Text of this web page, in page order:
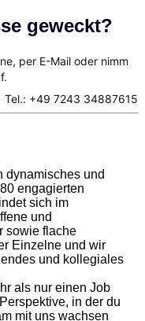
geweckt?
per E-Mail oder nimm
Tel.: +49 7243 34887615
dynamisches und
engagierten
sich im
und
sowie flache
Einzelne und wir
und kollegiales
als nur einen Job
in der du
mit uns wachsen